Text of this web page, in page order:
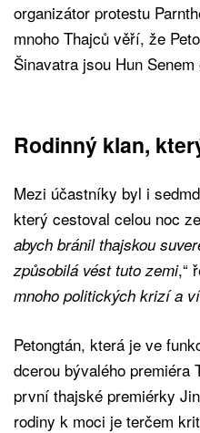
organizátor protestu
mnoho Thajců věří, že
Šinavatra jsou Hun
Rodinný klan,
Mezi účastníky byl i
který cestoval celou noc
abych bránil thajskou
způsobilá vést tuto zemi,“
mnoho politických krizí a
Petongtán, která je ve
dcerou bývalého premiéra
první thajské premiérky
rodiny k moci je terčem